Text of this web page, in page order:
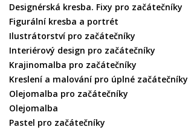
Designérská kresba. Fixy pro začátečníky
Figurální kresba a portrét
Ilustrátorství pro začátečníky
Interiérový design pro začátečníky
Krajinomalba pro začátečníky
Kreslení a malování pro úplné začátečníky
Olejomalba pro začátečníky
Olejomalba
Pastel pro začátečníky